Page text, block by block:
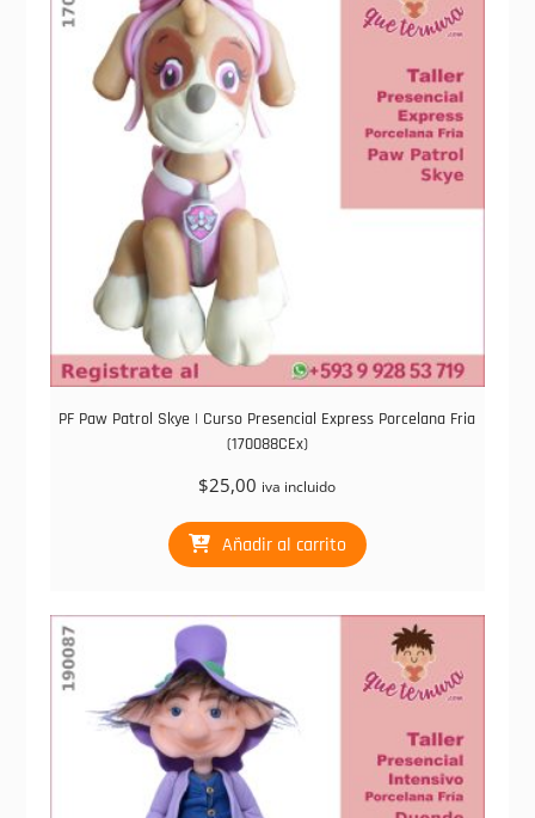
PF Paw Patrol Skye | Curso Presencial Express Porcelana Fria
(170088CEx)
$25,00 iva incluido
Añadir al carrito